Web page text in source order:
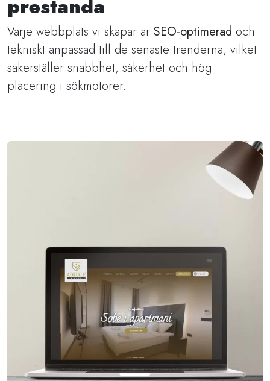
prestanda
Varje webbplats vi skapar är SEO-optimerad och
tekniskt anpassad till de senaste trenderna, vilket
säkerställer snabbhet, säkerhet och hög
placering i sökmotorer.